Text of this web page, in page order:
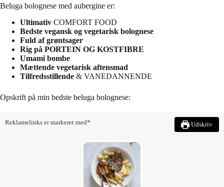
Beluga bolognese med aubergine er:
Ultimativ COMFORT FOOD
Bedste vegansk og vegetarisk bolognese
Fuld af grøntsager
Rig på PORTEIN OG KOSTFIBRE
Umami bombe
Mættende vegetarisk aftensmad
Tilfredsstillende & VANEDANNENDE
Opskrift på min bedste beluga bolognese:
Reklamelinks er markeret med* Udskriv